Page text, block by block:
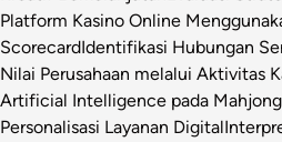
Platform Kasino Online
ScorecardIdentifikasi Hubungan
Nilai Perusahaan melalui Aktivitas
Artificial Intelligence pada
Personalisasi Layanan Digital